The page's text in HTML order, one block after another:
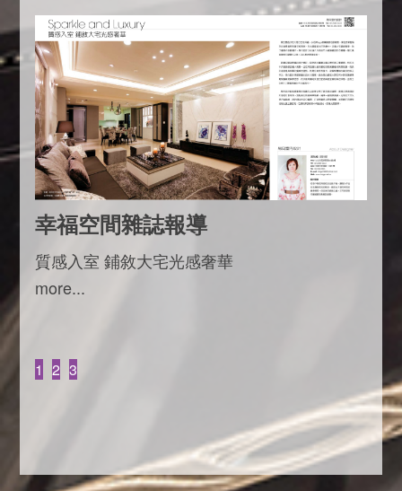
幸福空間雜誌報導
質感入室 鋪敘大宅光感奢華
more...
1 2 3